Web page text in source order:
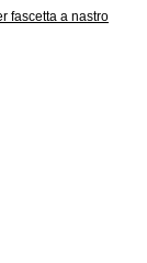
fascetta a nastro